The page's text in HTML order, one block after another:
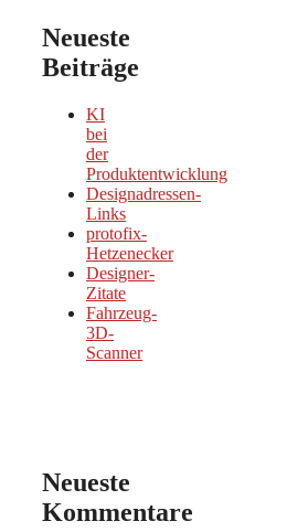
Neueste
Beiträge
KI
bei
der
Produktentwicklung
Designadressen-
Links
protofix-
Hetzenecker
Designer-
Zitate
Fahrzeug-
3D-
Scanner
Neueste
Kommentare